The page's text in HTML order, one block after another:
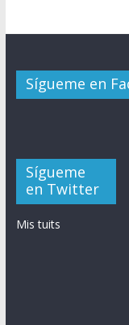
Sígueme en
Sígueme
en Twitter
Mis tuits